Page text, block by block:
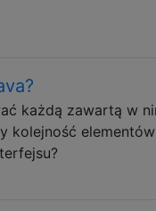
każdą zawartą w
kolejność elementów